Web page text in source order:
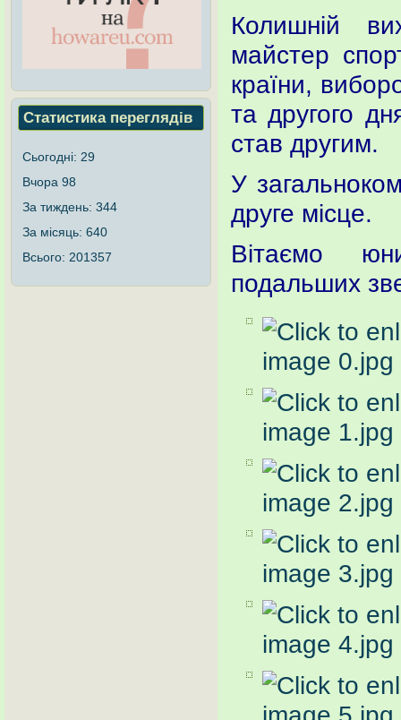
Статистика переглядів
Сьогодні: 29
Вчора 98
За тиждень: 344
За місяць: 640
Всього: 201357
Колишній
майстер
країни,
та другого
став другим.
У
друге місце.
Вітаємо
подальших